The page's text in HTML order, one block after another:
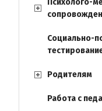
Психолого-
Социально-
Родителям
Работа с